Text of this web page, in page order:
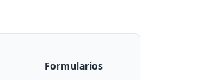
Formularios